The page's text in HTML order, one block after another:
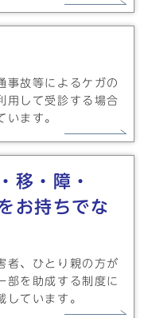
事故等によるケガの
用して受診する場合
います。
移・障・
お持ちでな
者、ひとり親の方が
部を助成する制度に
しています。